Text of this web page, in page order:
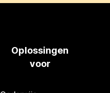
Oplossingen
voor